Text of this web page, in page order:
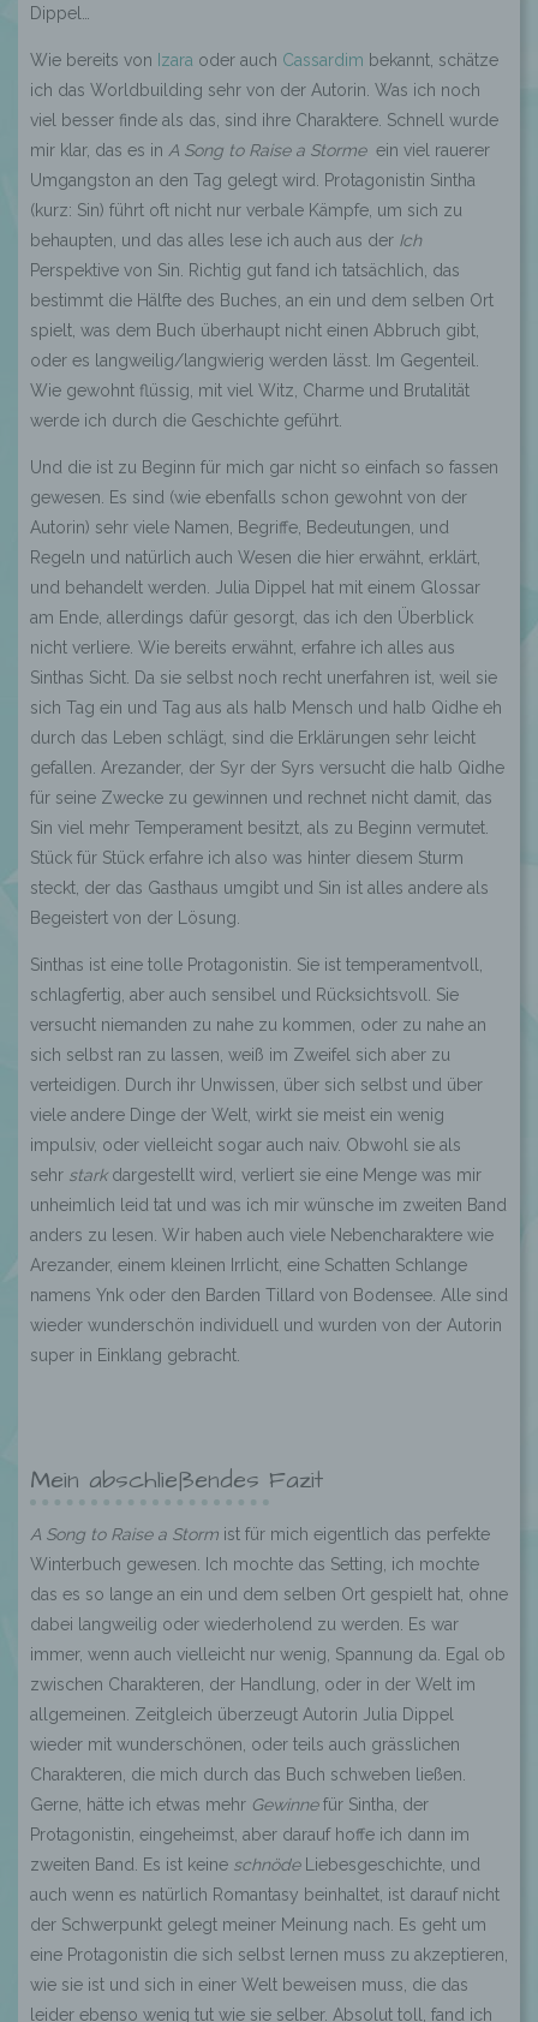
Dippel…
Wie bereits von Izara oder auch Cassardim bekannt, schätze
ich das Worldbuilding sehr von der Autorin. Was ich noch
viel besser finde als das, sind ihre Charaktere. Schnell wurde
mir klar, das es in A Song to Raise a Storme ein viel rauerer
Umgangston an den Tag gelegt wird. Protagonistin Sintha
(kurz: Sin) führt oft nicht nur verbale Kämpfe, um sich zu
behaupten, und das alles lese ich auch aus der Ich
Perspektive von Sin. Richtig gut fand ich tatsächlich, das
bestimmt die Hälfte des Buches, an ein und dem selben Ort
spielt, was dem Buch überhaupt nicht einen Abbruch gibt,
oder es langweilig/langwierig werden lässt. Im Gegenteil.
Wie gewohnt flüssig, mit viel Witz, Charme und Brutalität
werde ich durch die Geschichte geführt.
Und die ist zu Beginn für mich gar nicht so einfach so fassen
gewesen. Es sind (wie ebenfalls schon gewohnt von der
Autorin) sehr viele Namen, Begriffe, Bedeutungen, und
Regeln und natürlich auch Wesen die hier erwähnt, erklärt,
und behandelt werden. Julia Dippel hat mit einem Glossar
am Ende, allerdings dafür gesorgt, das ich den Überblick
nicht verliere. Wie bereits erwähnt, erfahre ich alles aus
Sinthas Sicht. Da sie selbst noch recht unerfahren ist, weil sie
sich Tag ein und Tag aus als halb Mensch und halb Qidhe eh
durch das Leben schlägt, sind die Erklärungen sehr leicht
gefallen. Arezander, der Syr der Syrs versucht die halb Qidhe
für seine Zwecke zu gewinnen und rechnet nicht damit, das
Sin viel mehr Temperament besitzt, als zu Beginn vermutet.
Stück für Stück erfahre ich also was hinter diesem Sturm
steckt, der das Gasthaus umgibt und Sin ist alles andere als
Begeistert von der Lösung.
Sinthas ist eine tolle Protagonistin. Sie ist temperamentvoll,
schlagfertig, aber auch sensibel und Rücksichtsvoll. Sie
versucht niemanden zu nahe zu kommen, oder zu nahe an
sich selbst ran zu lassen, weiß im Zweifel sich aber zu
verteidigen. Durch ihr Unwissen, über sich selbst und über
viele andere Dinge der Welt, wirkt sie meist ein wenig
impulsiv, oder vielleicht sogar auch naiv. Obwohl sie als
sehr starkdargestellt wird, verliert sie eine Menge was mir
unheimlich leid tat und was ich mir wünsche im zweiten Band
anders zu lesen. Wir haben auch viele Nebencharaktere wie
Arezander, einem kleinen Irrlicht, eine Schatten Schlange
namens Ynk oder den Barden Tillard von Bodensee. Alle sind
wieder wunderschön individuell und wurden von der Autorin
super in Einklang gebracht.
Mein abschließendes Fazit
A Song to Raise a Storm ist für mich eigentlich das perfekte
Winterbuch gewesen. Ich mochte das Setting, ich mochte
das es so lange an ein und dem selben Ort gespielt hat, ohne
dabei langweilig oder wiederholend zu werden. Es war
immer, wenn auch vielleicht nur wenig, Spannung da. Egal ob
zwischen Charakteren, der Handlung, oder in der Welt im
allgemeinen. Zeitgleich überzeugt Autorin Julia Dippel
wieder mit wunderschönen, oder teils auch grässlichen
Charakteren, die mich durch das Buch schweben ließen.
Gerne, hätte ich etwas mehr Gewinnefür Sintha, der
Protagonistin, eingeheimst, aber darauf hoffe ich dann im
zweiten Band. Es ist keine schnödeLiebesgeschichte, und
auch wenn es natürlich Romantasy beinhaltet, ist darauf nicht
der Schwerpunkt gelegt meiner Meinung nach. Es geht um
eine Protagonistin die sich selbst lernen muss zu akzeptieren,
wie sie ist und sich in einer Welt beweisen muss, die das
leider ebenso wenig tut wie sie selber. Absolut toll, fand ich